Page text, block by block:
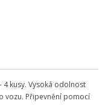
kusy. Vysoká odolnost
vozu. Připevnění pomocí